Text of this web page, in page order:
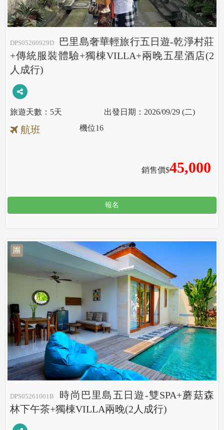
DPS05260929D
巴里島奢華輕旅行五日遊-乾淨村莊
+傳統服裝體驗+獨棟VILLA+兩晚五星酒店(2
人成行)
5天 2026/09/29 (二)
航班
銷售價$45,000
機位16
報名
團
DPS05261001B
時尚巴里島五日遊-雙SPA+蘑菇森
林下午茶+獨棟VILLA兩晚(2人成行)